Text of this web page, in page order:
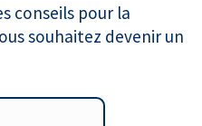
conseils pour la
souhaitez devenir un